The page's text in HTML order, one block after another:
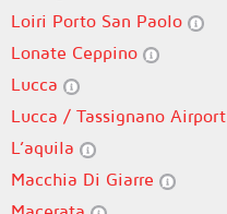
Loiri Porto San Paolo
Lonate Ceppino
Lucca
Lucca / Tassignano Airport
L’aquila
Macchia Di Giarre